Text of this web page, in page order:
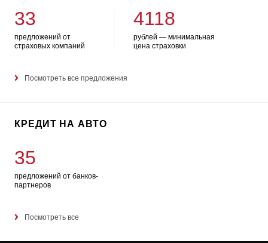
33
предложений от
страховых компаний
4118
рублей — минимальная
цена страховки
Посмотреть все предложения
КРЕДИТ НА АВТО
35
предложений от банков-
партнеров
Посмотреть все